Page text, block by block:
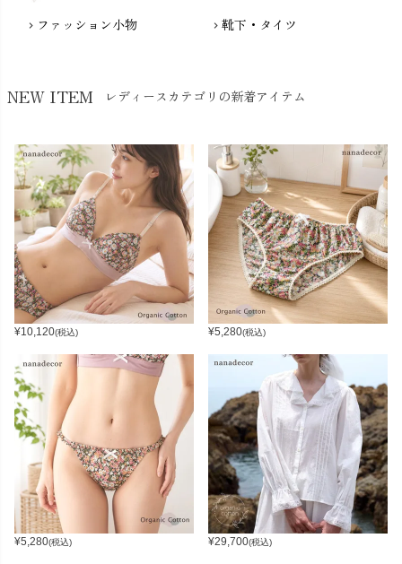
chevron_right ファッション小物 chevron_right 靴下・タイツ
NEW ITEM レディースカテゴリの新着アイテム
¥10,120(税込) ¥5,280(税込)
¥5,280(税込) ¥29,700(税込)